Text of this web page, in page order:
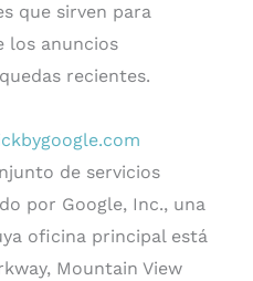
que sirven para
los anuncios
recientes.
de servicios
por Google, Inc., una
oficina principal está
Mountain View